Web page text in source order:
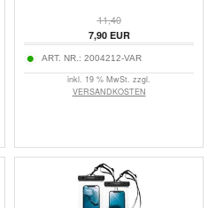
11,40
7,90EUR
ART. NR.: 2004212-VAR
inkl. 19 % MwSt. zzgl.
VERSANDKOSTEN